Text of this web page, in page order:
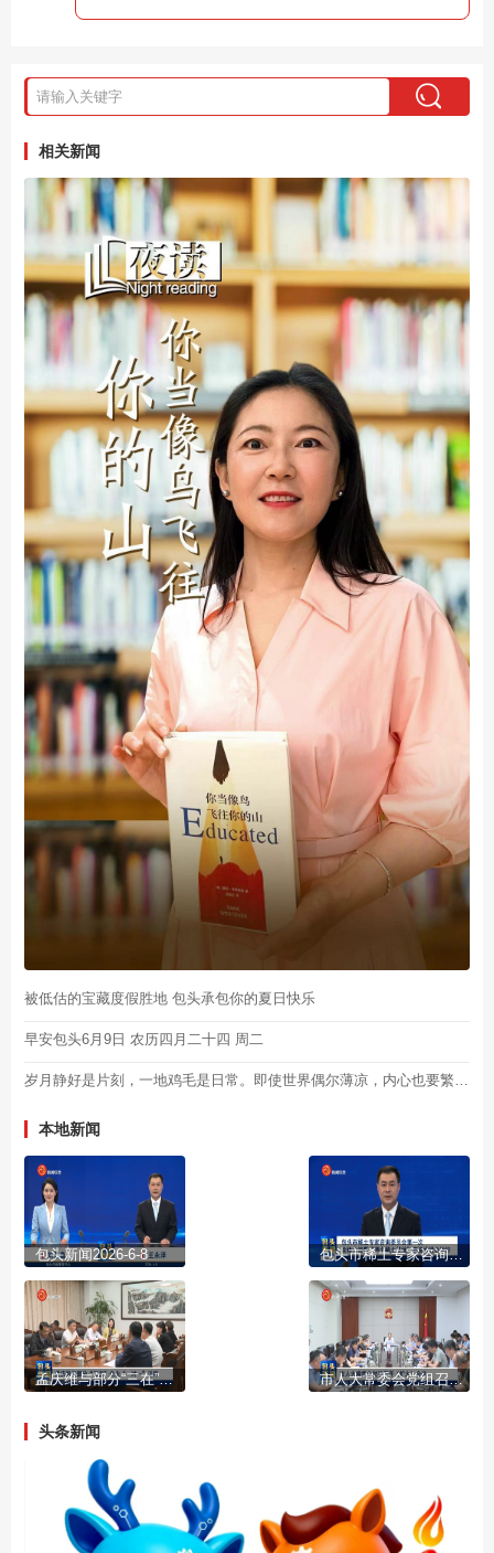
相关新闻
被低估的宝藏度假胜地 包头承包你的夏日快乐
早安包头6月9日 农历四月二十四 周二
岁月静好是片刻，一地鸡毛是日常。即使世界偶尔薄凉，内心也要繁花似锦，浅浅喜，静静爱，深深懂得，淡淡释怀，晚安！
本地新闻
包头新闻2026-6-8 包头市稀土专家咨询委员会第一次全体会议暨“两个稀土基地”建设推进会举行
孟庆维与部分“三在”企业“一对一”见面 市人大常委会党组召开(扩大)会议
头条新闻